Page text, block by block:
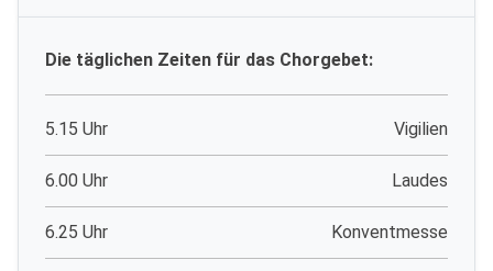
Die täglichen Zeiten für das Chorgebet:
5.15 Uhr Vigilien
6.00 Uhr Laudes
6.25 Uhr Konventmesse